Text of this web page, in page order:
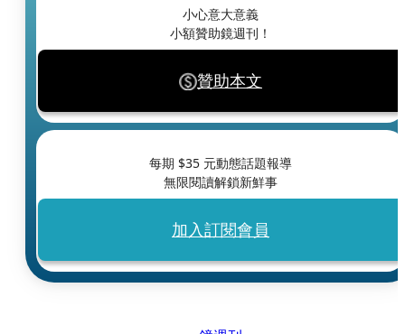
小心意大意義
小額贊助鏡週刊！
贊助本文
每期 $35 元動態話題報導
無限閱讀解鎖新鮮事
加入訂閱會員